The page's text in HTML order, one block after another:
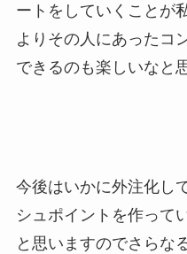
ートをしていくことが
よりその人にあったコ
できるのも楽しいなと
今後はいかに外注化し
シュポイントを作って
と思いますのでさらな